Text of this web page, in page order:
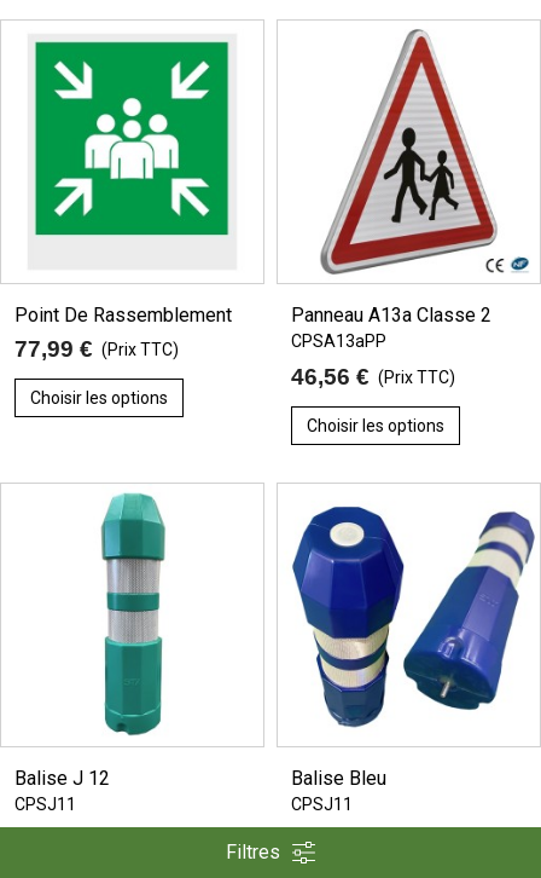
Filtres
Point De Rassemblement
77,99 € (Prix TTC)
Choisir les options
Panneau A13a Classe 2
CPSA13aPP
46,56 € (Prix TTC)
Choisir les options
Balise J 12
CPSJ11
Balise Bleu
CPSJ11
47,88 €